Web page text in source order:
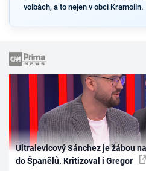
volbách, a to nejen v obci Kramolín.
Ultralevicový Sánchez je žábou
do Španělů. Kritizoval i Gregor